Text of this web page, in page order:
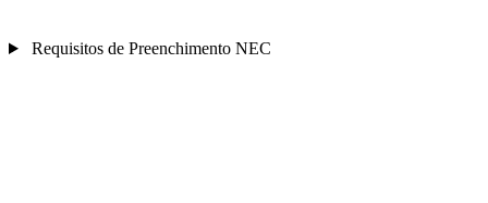
Requisitos de Preenchimento NEC